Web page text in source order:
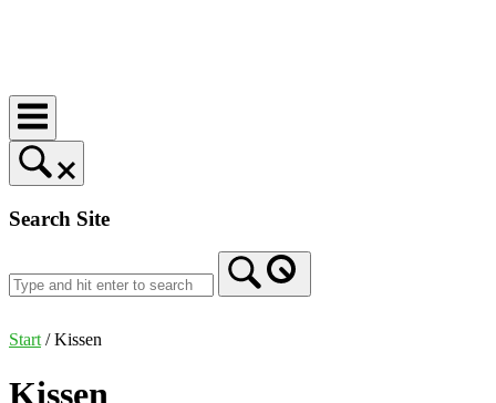
Search Site
Start/ Kissen
Kissen